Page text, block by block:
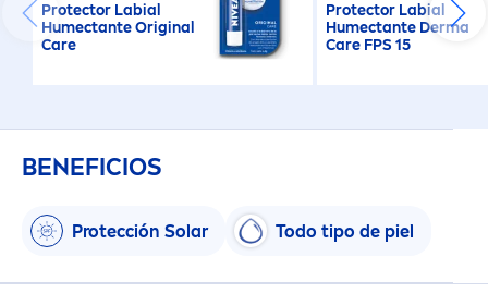
Protector Labial
HumectanteOriginal
Care
Protector Labial
Humectante Derma
Care FPS 15
BENEFICIOS
Protección Solar Todo tipo de piel